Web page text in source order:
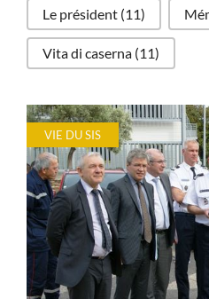
Le président (11)
Vita di caserna (11)
VIE DU SIS